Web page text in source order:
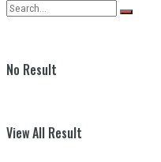
No Result
View All Result